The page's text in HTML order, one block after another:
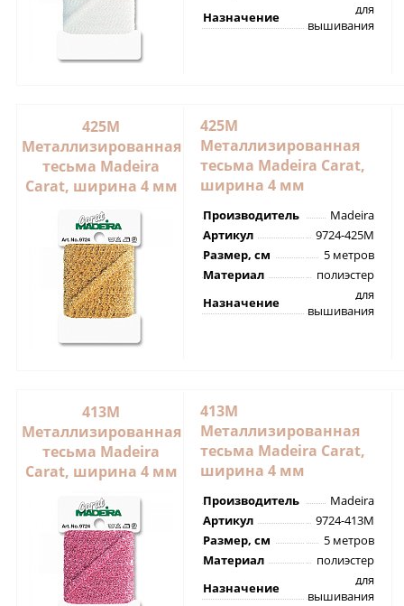
Назначение
для
вышивания
425M
Металлизированная
тесьма Madeira
Carat, ширина 4 мм
425M
Металлизированная
тесьма Madeira Carat,
ширина 4 мм
Производитель
Madeira
Артикул
9724-425M
Размер, см
5 метров
Материал
полиэстер
Назначение
для
вышивания
413M
Металлизированная
тесьма Madeira
Carat, ширина 4 мм
413M
Металлизированная
тесьма Madeira Carat,
ширина 4 мм
Производитель
Madeira
Артикул
9724-413M
Размер, см
5 метров
Материал
полиэстер
Назначение
для
вышивания